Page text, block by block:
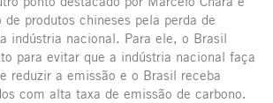
produtos chineses pela perda de
indústria nacional. Para ele, o Brasil
para evitar que a indústria nacional faça
reduzir a emissão e o Brasil receba
com alta taxa de emissão de carbono.